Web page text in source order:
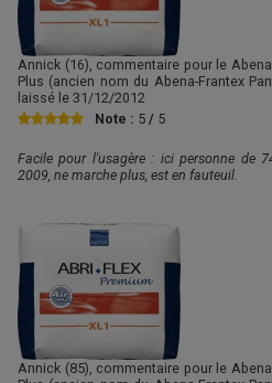
Annick (16), commentaire pour le
Plus (ancien nom du Abena-Frantex
laissé le 31/12/2012
Note : 5 / 5
Facile pour l'usagère : ici personne de
2009, ne marche plus, est en fauteuil.
Annick (85), commentaire pour le